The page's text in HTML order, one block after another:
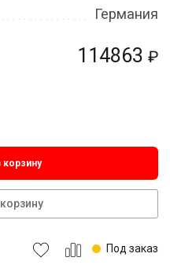
114863 ₽
Германия
корзину
Под заказ